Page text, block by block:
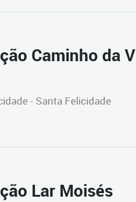
Caminho da
- Santa Felicidade
Lar Moisés